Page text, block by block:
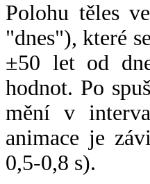
Polohu těles
"dnes"), které
±50 let od
hodnot. Po
mění v
animace je
0,5-0,8 s).